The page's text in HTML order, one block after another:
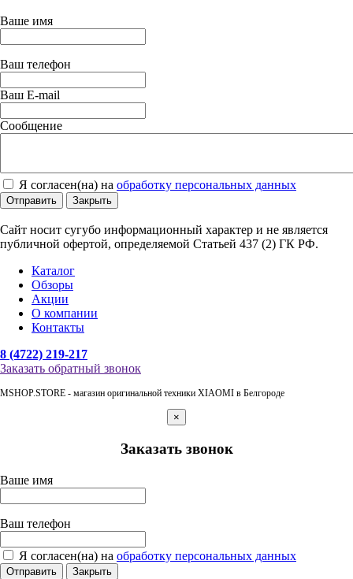
Ваше имя
Ваш телефон
Ваш E-mail
Сообщение
Я согласен(на) на обработку персональных данных
Отправить Закрыть
Сайт носит сугубо информационный характер и не является
публичной офертой, определяемой Статьей 437 (2) ГК РФ.
Каталог
Обзоры
Акции
О компании
Контакты
8 (4722) 219-217
Заказать обратный звонок
MSHOP.STORE - магазин оригинальной техники XIAOMI в Белгороде
×
Заказать звонок
Ваше имя
Ваш телефон
Я согласен(на) на обработку персональных данных
Отправить Закрыть